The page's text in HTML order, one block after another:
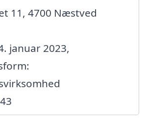
11, 4700 Næstved
januar 2023,